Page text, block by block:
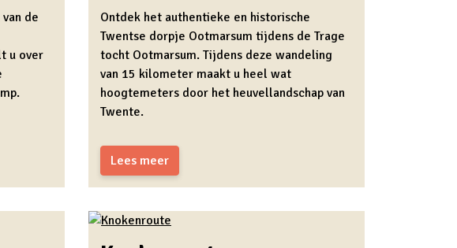
de
u over
Ontdek het authentieke en historische
Twentse dorpje Ootmarsum tijdens de Trage
tocht Ootmarsum. Tijdens deze wandeling
van 15 kilometer maakt u heel wat
hoogtemeters door het heuvellandschap van
Twente.
Lees meer